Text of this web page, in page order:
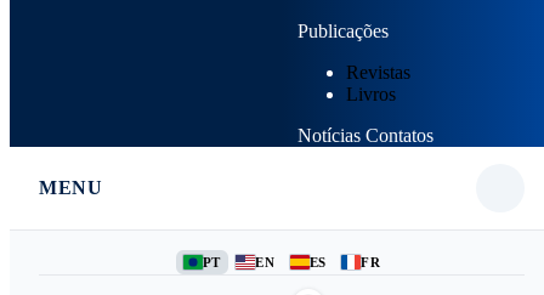
Publicações
Revistas
Livros
Notícias Contatos
MENU
PT EN ES FR